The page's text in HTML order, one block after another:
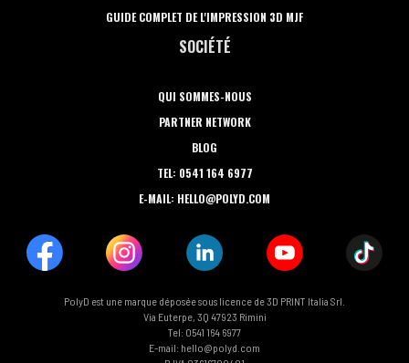
GUIDE COMPLET DE L'IMPRESSION 3D MJF
SOCIÉTÉ
QUI SOMMES-NOUS
PARTNER NETWORK
BLOG
TEL: 0541 164 6977
E-MAIL: HELLO@POLYD.COM
PolyD est une marque déposée sous licence de 3D PRINT Italia Srl.
Via Euterpe, 3Q 47923 Rimini
Tel: 0541 164 6977
E-mail: hello@polyd.com